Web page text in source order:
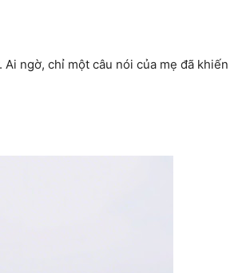
ngờ, chỉ một câu nói của mẹ đã khiến